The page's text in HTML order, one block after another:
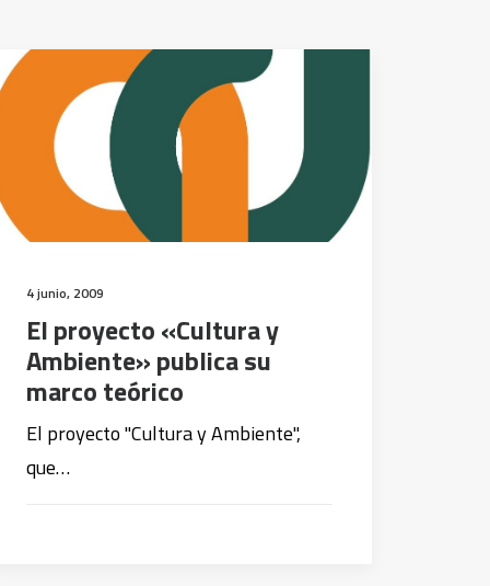
4 junio, 2009
El proyecto «Cultura y
Ambiente» publica su
marco teórico
El proyecto "Cultura y Ambiente",
que…